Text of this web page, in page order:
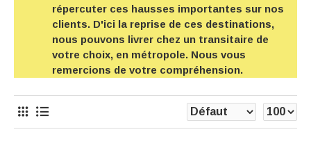
répercuter ces hausses importantes sur nos
clients. D'ici la reprise de ces destinations,
nous pouvons livrer chez un transitaire de
votre choix, en métropole. Nous vous
remercions de votre compréhension.